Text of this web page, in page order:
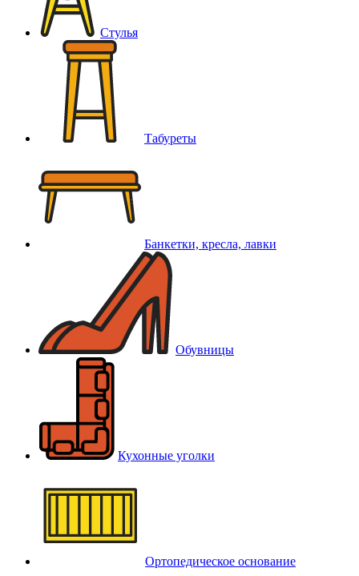
Стулья
Табуреты
Банкетки, кресла, лавки
Обувницы
Кухонные уголки
Ортопедическое основание